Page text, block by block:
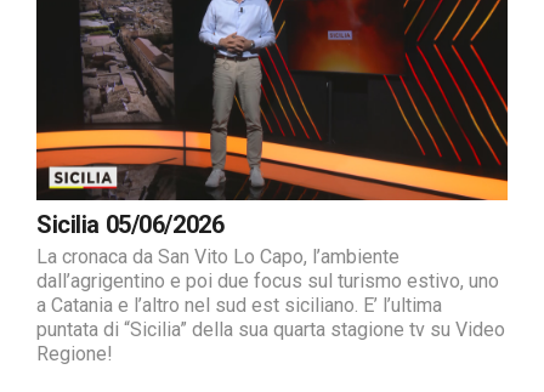
Sicilia 05/06/2026
La cronaca da San Vito Lo Capo, l’ambiente
dall’agrigentino e poi due focus sul turismo estivo, uno
a Catania e l’altro nel sud est siciliano. E’ l’ultima
puntata di “Sicilia” della sua quarta stagione tv su Video
Regione!